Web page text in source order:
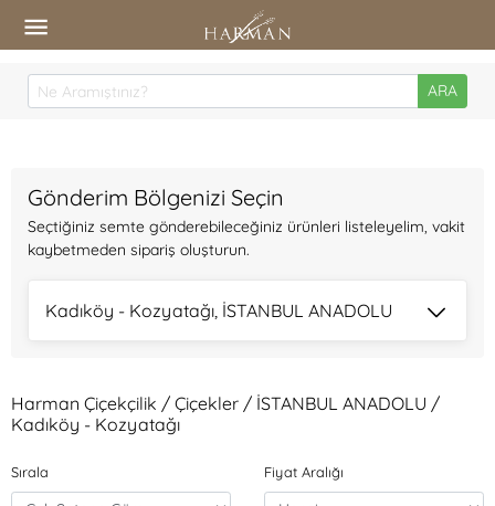
ARA
Gönderim Bölgenizi Seçin
Seçtiğiniz semte gönderebileceğiniz ürünleri listeleyelim, vakit
kaybetmeden sipariş oluşturun.
Kadıköy - Kozyatağı, İSTANBUL ANADOLU
Harman Çiçekçilik / Çiçekler / İSTANBUL ANADOLU /
Kadıköy - Kozyatağı
Sırala Fiyat Aralığı